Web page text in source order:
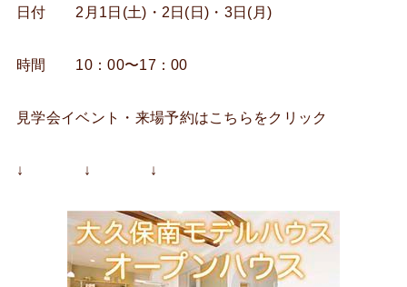
日付 2月1日(土)・2日(日)・3日(月)
時間 10：00〜17：00
見学会イベント・来場予約はこちらをクリック
↓ ↓ ↓